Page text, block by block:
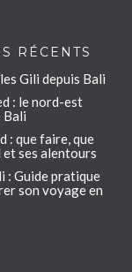
RÉCENTS
Gili depuis Bali
: le nord-est
Bali
: que faire, que
et ses alentours
: Guide pratique
son voyage en